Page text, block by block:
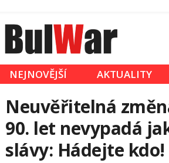
NEJNOVĚJŠÍ AKTUALITY
Neuvěřitelná
90. let nevypadá
slávy: Hádejte kdo!